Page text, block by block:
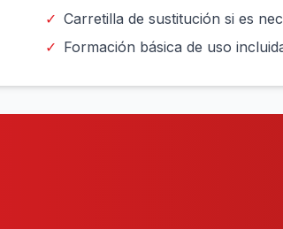
✓ Carretilla de sustitución si es
✓ Formación básica de uso